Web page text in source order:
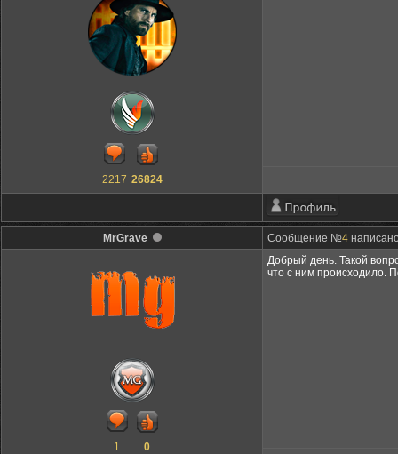
2217 26824
MrGrave Сообщение №4
1 0
Добрый день. Такой
что с ним происходило.